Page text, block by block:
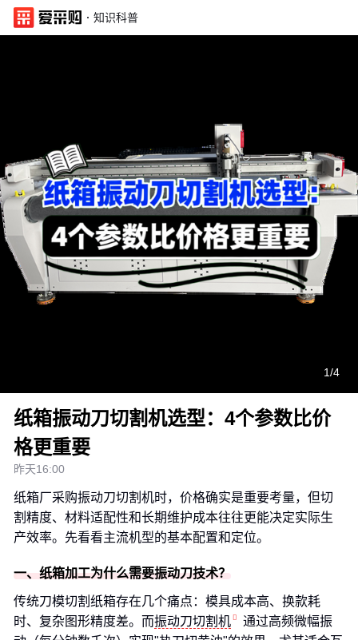
· 知识科普
1/4
纸箱振动刀切割机选型：4个参数比价
格更重要
昨天16:00
纸箱厂采购振动刀切割机时，价格确实是重要考量，但切
割精度、材料适配性和长期维护成本往往更能决定实际生
产效率。先看看主流机型的基本配置和定位。
一、纸箱加工为什么需要振动刀技术？
传统刀模切割纸箱存在几个痛点：模具成本高、换款耗
时、复杂图形精度差。而振动刀切割机
通过高频微幅振